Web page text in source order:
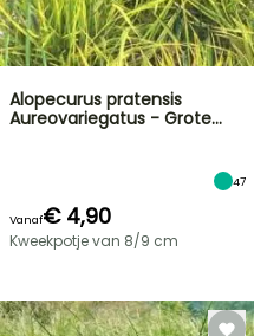
Alopecurus pratensis
Aureovariegatus - Grote…
47
Vanaf€ 4,90
Kweekpotje van 8/9 cm